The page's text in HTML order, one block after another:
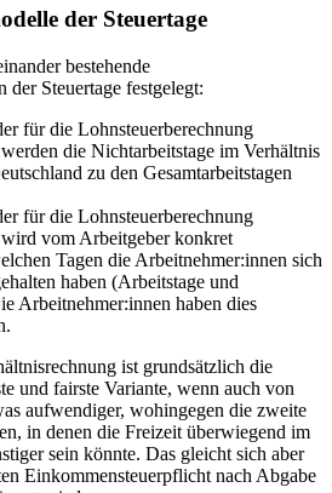
der Steuertage
bestehende
Steuertage festgelegt:
für die Lohnsteuerberechnung
die Nichtarbeitstage im Verhältnis
zu den Gesamtarbeitstagen
für die Lohnsteuerberechnung
vom Arbeitgeber konkret
Tagen die Arbeitnehmer:innen sich
haben (Arbeitstage und
Arbeitnehmer:innen haben dies
ist grundsätzlich die
und fairste Variante, wenn auch von
aufwendiger, wohingegen die zweite
in denen die Freizeit überwiegend im
sein könnte. Das gleicht sich aber
Einkommensteuerpflicht nach Abgabe